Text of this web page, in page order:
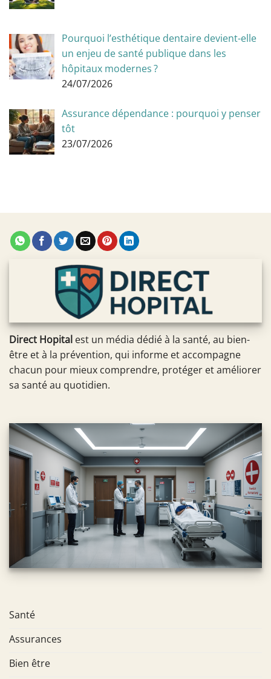
Pourquoi l’esthétique dentaire devient-elle
un enjeu de santé publique dans les
hôpitaux modernes ?
24/07/2026
Assurance dépendance : pourquoi y penser
tôt
23/07/2026
Direct Hopital est un média dédié à la santé, au bien-
être et à la prévention, qui informe et accompagne
chacun pour mieux comprendre, protéger et améliorer
sa santé au quotidien.
Santé
Assurances
Bien être